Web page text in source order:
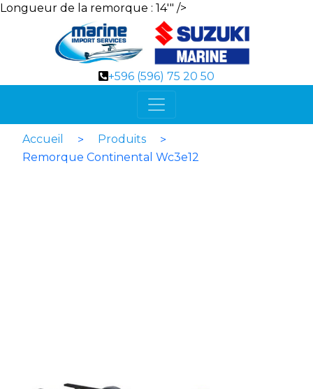
Longueur de la remorque : 14'" />
+596 (596) 75 20 50
Accueil > Produits
>
Remorque Continental Wc3e12